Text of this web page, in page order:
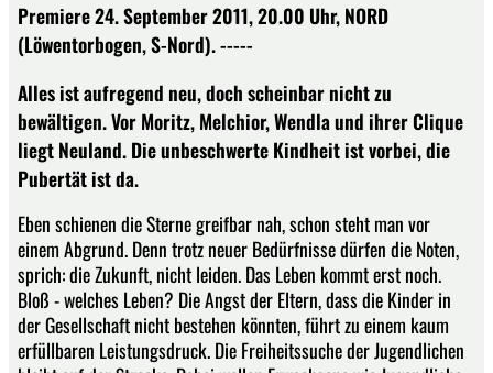
Premiere 24. September 2011, 20.00 Uhr, NORD
(Löwentorbogen, S-Nord). -----
Alles ist aufregend neu, doch scheinbar nicht zu
bewältigen. Vor Moritz, Melchior, Wendla und ihrer Clique
liegt Neuland. Die unbeschwerte Kindheit ist vorbei, die
Pubertät ist da.
Eben schienen die Sterne greifbar nah, schon steht man vor
einem Abgrund. Denn trotz neuer Bedürfnisse dürfen die Noten,
sprich: die Zukunft, nicht leiden. Das Leben kommt erst noch.
Bloß - welches Leben? Die Angst der Eltern, dass die Kinder in
der Gesellschaft nicht bestehen könnten, führt zu einem kaum
erfüllbaren Leistungsdruck. Die Freiheitssuche der Jugendlichen